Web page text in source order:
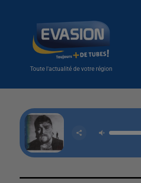
Toute l'actualité de votre région